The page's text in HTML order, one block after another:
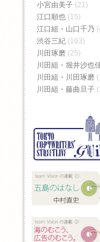
小宮由美子 (21)
江口順也 (15)
江口組・山口千乃
渋谷三紀 (163)
川田琢磨 (25)
川田組・堀井沙也
川田組・川田琢磨
川田組・藤曲旦子